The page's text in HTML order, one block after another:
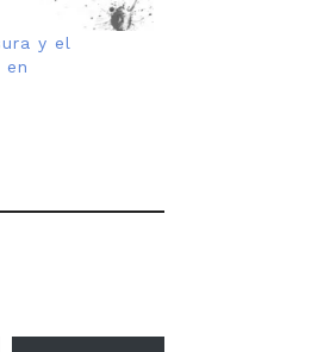
y el